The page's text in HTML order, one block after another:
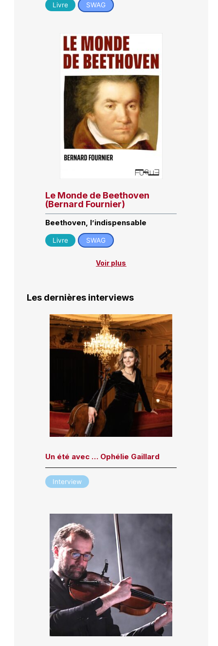
Livre SWAG
Le Monde de Beethoven
(Bernard Fournier)
Beethoven, l’indispensable
Livre SWAG
Voir plus
Les dernières interviews
Un été avec … Ophélie Gaillard
Interview